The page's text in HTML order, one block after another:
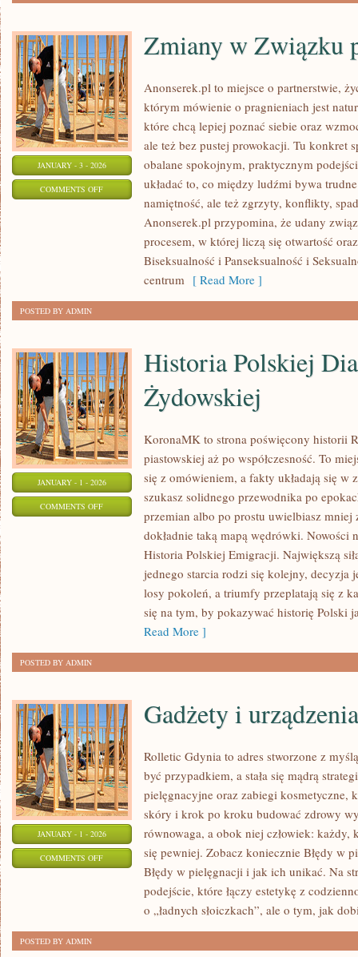
JANUARY - 3 - 2026
COMMENTS OFFON
Zmiany w Związku
Anonserek.pl to miejsce o partnerstwie,
którym mówienie o pragnieniach jest
które chcą lepiej poznać siebie oraz
ale też bez pustej prowokacji. Tu konkret
obalane spokojnym, praktycznym
układać to, co między ludźmi bywa
namiętność, ale też zgrzyty, konflikty,
Anonserek.pl przypomina, że udany
procesem, w której liczą się otwartość
Biseksualność i Panseksualność i
centrum [ Read More ]
POSTED BY ADMIN
JANUARY - 1 - 2026
COMMENTS OFFON
Historia Polskiej
Żydowskiej
KoronaMK to strona poświęcony historii
piastowskiej aż po współczesność. To
się z omówieniem, a fakty układają się w
szukasz solidnego przewodnika po
przemian albo po prostu uwielbiasz
dokładnie taką mapą wędrówki. Nowości
Historia Polskiej Emigracji. Największą
jednego starcia rodzi się kolejny, decyzja
losy pokoleń, a triumfy przeplatają się z
się na tym, by pokazywać historię Polski
Read More ]
POSTED BY ADMIN
JANUARY - 1 - 2026
COMMENTS OFFON
URZĄDZENIA
Gadżety i
Rolletic Gdynia to adres stworzone z
być przypadkiem, a stała się mądrą
pielęgnacyjne oraz zabiegi kosmetyczne,
skóry i krok po kroku budować zdrowy
równowaga, a obok niej człowiek: każdy,
się pewniej. Zobacz koniecznie Błędy w
Błędy w pielęgnacji i jak ich unikać. Na
podejście, które łączy estetykę z
o „ładnych słoiczkach”, ale o tym, jak
POSTED BY ADMIN